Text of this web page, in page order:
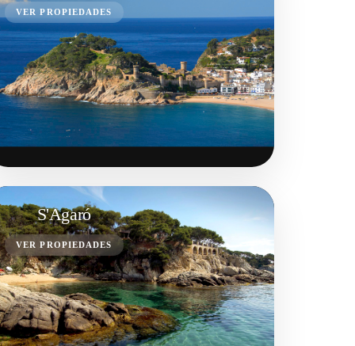
VER PROPIEDADES
S'Agaró
VER PROPIEDADES